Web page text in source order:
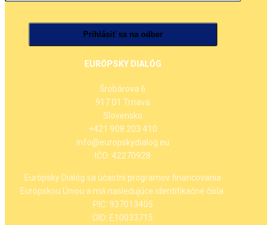
EURÓPSKY DIALÓG
Šrobárova 6
917 01 Trnava
Slovensko
+421 908 203 410
info@europskydialog.eu
IČO: 42270928
Európsky Dialóg sa účastní programov financovania
Európskou Úniou a má nasledujúce identifikačné čísla:
PIC: 937013405
OID: E10033715